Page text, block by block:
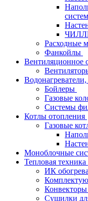
Расходные
Фанкойлы
Вентиляционное
Бойлеры
Газовые
Системы
Котлы отопления
Газовые
Моноблочные
Тепловая техника
ИК
Конвекторы
Сушилки